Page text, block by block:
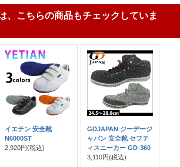
、こちらの商品もチェックしていま
イエテン 安全靴
N6000ST
2,920円(税込)
GDJAPAN ジーデージ
ャパン 安全靴 セフテ
ィスニーカー GD-360
3,110円(税込)